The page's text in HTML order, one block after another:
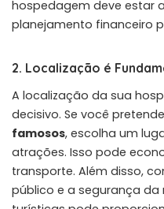
hospedagem deve estar
planejamento financeiro
2. Localização é
A localização da sua
decisivo. Se você
famosos, escolha um
atrações. Isso pode
transporte. Além disso,
público e a segurança da